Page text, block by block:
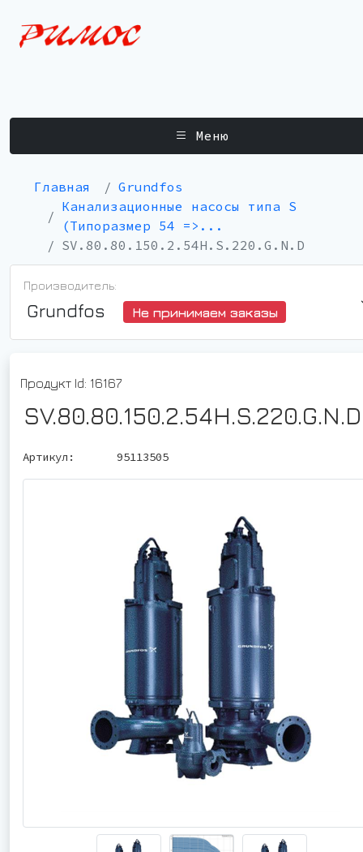
Меню
Главная
Grundfos
Канализационные насосы типа S
(Типоразмер 54 =>...
SV.80.80.150.2.54H.S.220.G.N.D
Производитель:
Grundfos Не принимаем заказы
Продукт Id: 16167
SV.80.80.150.2.54H.S.220.G.N.D
Артикул: 95113505